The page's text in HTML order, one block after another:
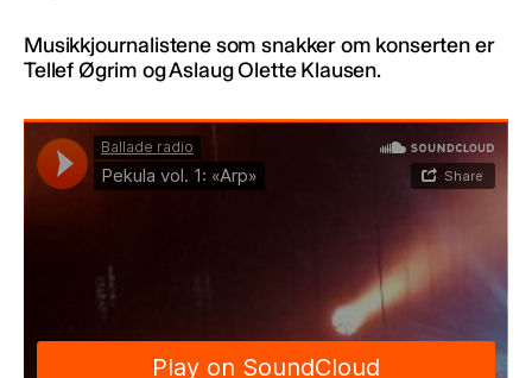
Musikkjournalistene som snakker om konserten er
Tellef Øgrim og Aslaug Olette Klausen.